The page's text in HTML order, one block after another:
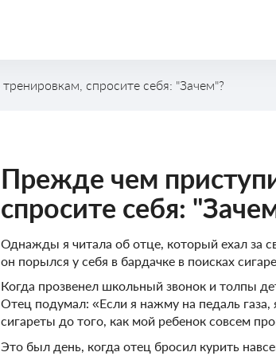
спросите себя: "Зачем"?
Прежде чем
спросите себя:
Однажды я читала об отце, который ехал за
он порылся у себя в бардачке в поисках
Когда прозвенел школьный звонок и толпы
Отец подумал: «Если я нажму на педаль газа,
сигареты до того, как мой ребенок совсем
Это был день, когда отец бросил курить